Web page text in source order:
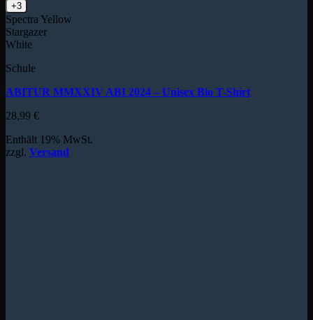
+3
Spectra Yellow
Stargazer
White
Schule
ABITUR MMXXIV ABI 2024 – Unisex Bio T-Shirt
28,99 €
Enthält 19% MwSt.
zzgl. Versand